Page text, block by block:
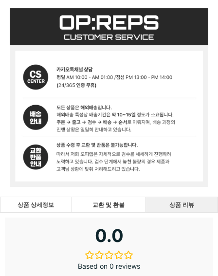
상품 상세정보 교환 및 환불 상품 리뷰
0.0
Based on 0 reviews